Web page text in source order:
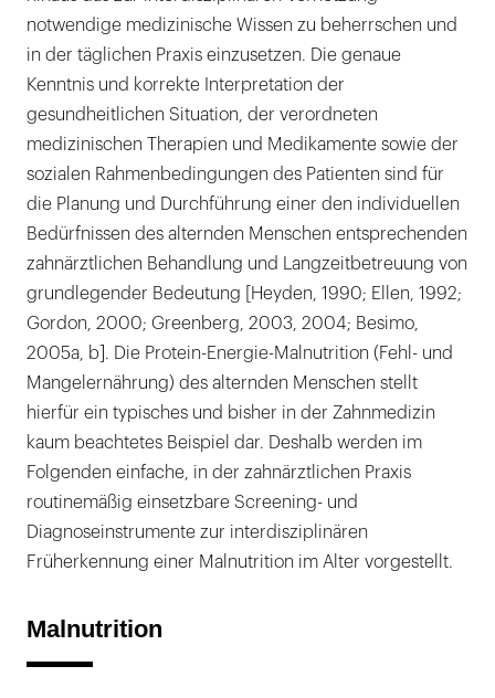
notwendige medizinische Wissen zu beherrschen und
in der täglichen Praxis einzusetzen. Die genaue
Kenntnis und korrekte Interpretation der
gesundheitlichen Situation, der verordneten
medizinischen Therapien und Medikamente sowie der
sozialen Rahmenbedingungen des Patienten sind für
die Planung und Durchführung einer den individuellen
Bedürfnissen des alternden Menschen entsprechenden
zahnärztlichen Behandlung und Langzeitbetreuung von
grundlegender Bedeutung [Heyden, 1990; Ellen, 1992;
Gordon, 2000; Greenberg, 2003, 2004; Besimo,
2005a, b]. Die Protein-Energie-Malnutrition (Fehl- und
Mangelernährung) des alternden Menschen stellt
hierfür ein typisches und bisher in der Zahnmedizin
kaum beachtetes Beispiel dar. Deshalb werden im
Folgenden einfache, in der zahnärztlichen Praxis
routinemäßig einsetzbare Screening- und
Diagnoseinstrumente zur interdisziplinären
Früherkennung einer Malnutrition im Alter vorgestellt.
Malnutrition